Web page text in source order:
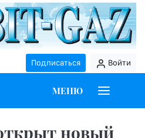
Подписаться Войти
МЕНЮ
новый